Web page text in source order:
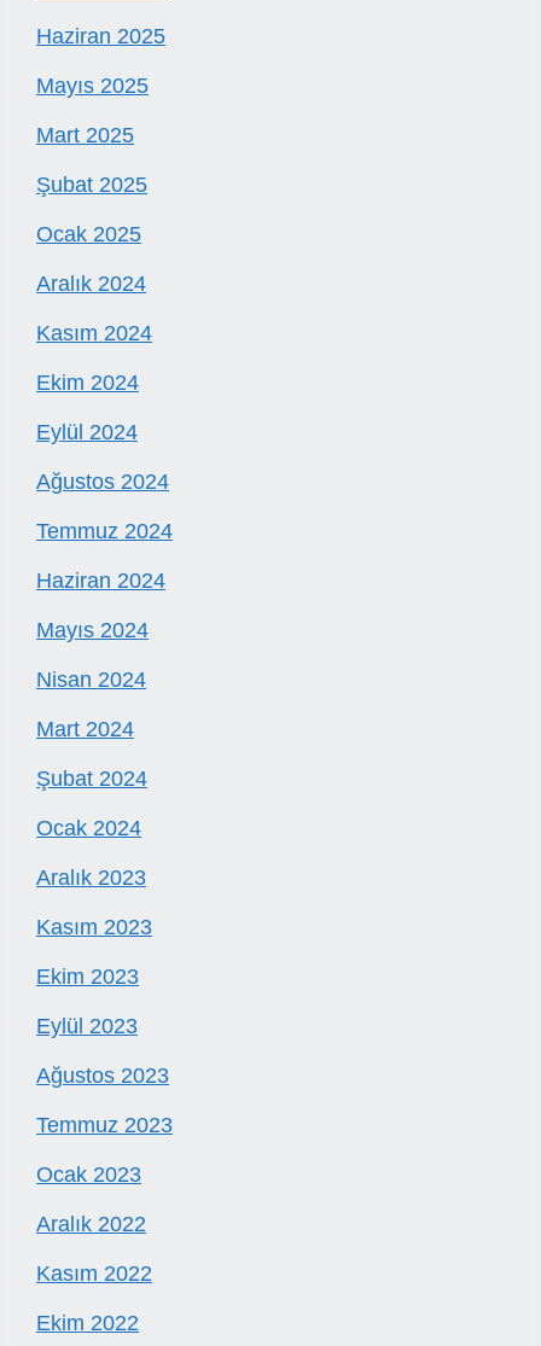
Haziran 2025
Mayıs 2025
Mart 2025
Şubat 2025
Ocak 2025
Aralık 2024
Kasım 2024
Ekim 2024
Eylül 2024
Ağustos 2024
Temmuz 2024
Haziran 2024
Mayıs 2024
Nisan 2024
Mart 2024
Şubat 2024
Ocak 2024
Aralık 2023
Kasım 2023
Ekim 2023
Eylül 2023
Ağustos 2023
Temmuz 2023
Ocak 2023
Aralık 2022
Kasım 2022
Ekim 2022